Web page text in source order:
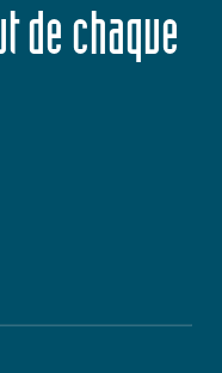
de chaque